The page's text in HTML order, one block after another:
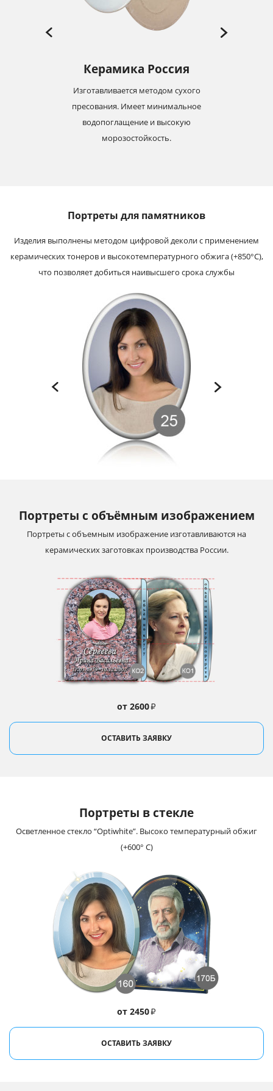
Керамика Россия
Изготавливается методом сухого
пресования. Имеет минимальное
водопоглащение и высокую
морозостойкость.
Портреты для памятников
Изделия выполнены методом цифровой деколи с применением
керамических тонеров и высокотемпературного обжига (+850°С),
что позволяет добиться наивысшего срока службы
Портреты с объёмным изображением
от 2600₽
Портреты с объемным изображение изготавливаются на
керамических заготовках производства России.
ОСТАВИТЬ ЗАЯВКУ
Портреты в стекле
от 2450₽
Осветленное стекло “Optiwhite”. Высоко температурный обжиг
(+600° С)
ОСТАВИТЬ ЗАЯВКУ